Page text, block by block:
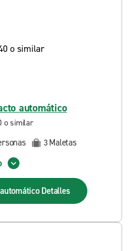
automático
o similar
3Maletas
Detalles